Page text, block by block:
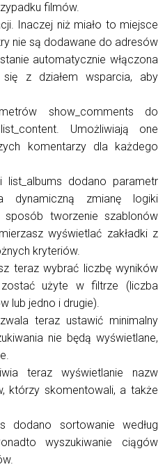
filmów.
Inaczej niż miało to miejsce
nie są dodawane do adresów
automatycznie włączona
z działem wsparcia, aby
show_comments do
Umożliwiają one
komentarzy dla każdego
dodano parametr
dynamiczną zmianę logiki
tworzenie szablonów
wyświetlać zakładki z
kryteriów.
teraz wybrać liczbę wyników
użyte w filtrze (liczba
lub jedno i drugie).
teraz ustawić minimalny
nie będą wyświetlane,
teraz wyświetlanie nazw
którzy skomentowali, a także
dodano sortowanie według
wyszukiwanie ciągów